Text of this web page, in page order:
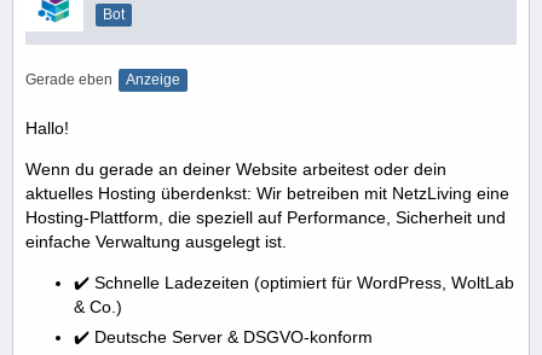
Bot
Gerade eben Anzeige
Hallo!
Wenn du gerade an deiner Website arbeitest oder dein
aktuelles Hosting überdenkst: Wir betreiben mit NetzLiving eine
Hosting-Plattform, die speziell auf Performance, Sicherheit und
einfache Verwaltung ausgelegt ist.
✔️ Schnelle Ladezeiten (optimiert für WordPress, WoltLab
& Co.)
✔️ Deutsche Server & DSGVO-konform